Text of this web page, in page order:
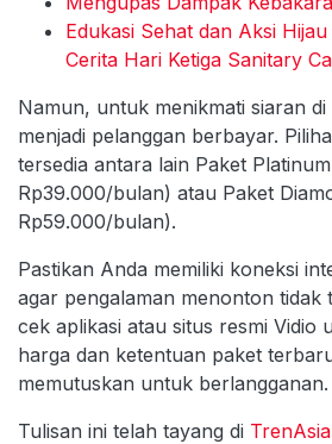
Edukasi Sehat dan Aksi
Cerita Hari Ketiga Sanitary
Namun, untuk menikmati siaran
menjadi pelanggan berbayar.
tersedia antara lain Paket
Rp39.000/bulan) atau Paket
Rp59.000/bulan).
Pastikan Anda memiliki koneksi
agar pengalaman menonton tidak
cek aplikasi atau situs resmi Vidio
harga dan ketentuan paket
memutuskan untuk berlangganan.
Tulisan ini telah tayang di